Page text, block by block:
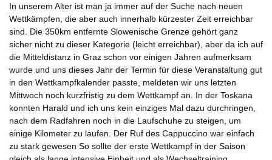
In unserem Alter ist man ja immer auf der Suche nach neuen
Wettkämpfen, die aber auch innerhalb kürzester Zeit erreichbar
sind. Die 350km entfernte Slowenische Grenze gehört ganz
sicher nicht zu dieser Kategorie (leicht erreichbar), aber da ich auf
die Mitteldistanz in Graz schon vor einigen Jahren aufmerksam
wurde und uns dieses Jahr der Termin für diese Veranstaltung gut
in den Wettkampfkalender passte, meldeten wir uns letzten
Mittwoch noch kurzfristig zu dem Wettkampf an. In der Toskana
konnten Harald und ich uns kein einziges Mal dazu durchringen,
nach dem Radfahren noch in die Laufschuhe zu steigen, um
einige Kilometer zu laufen. Der Ruf des Cappuccino war einfach
zu stark gewesen So sollte der erste Wettkampf in der Saison